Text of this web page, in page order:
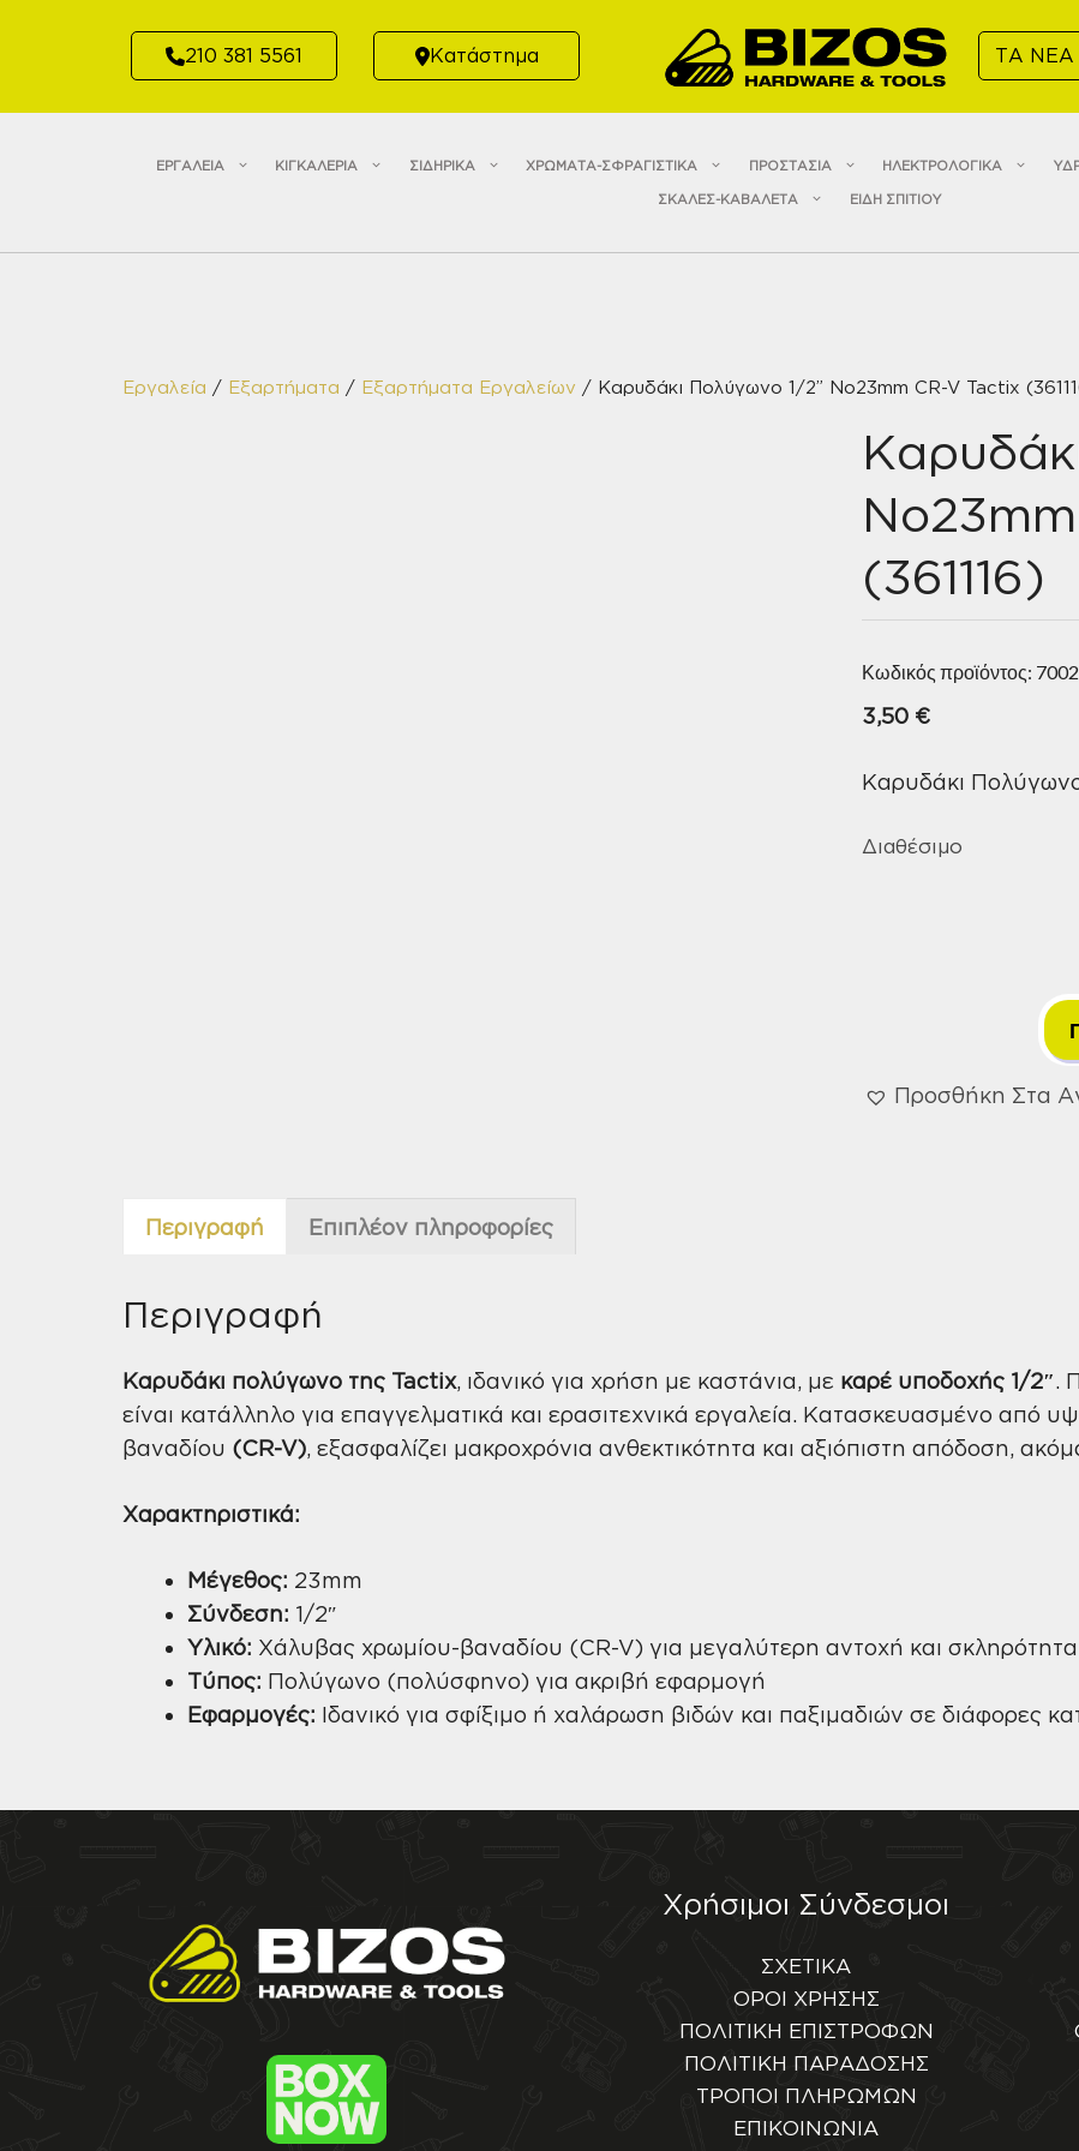
περιεχόμενο
210 381 5561 Κατάστημα ΤΑ
ΕΡΓΑΛΕΙΑ ΚΙΓΚΑΛΕΡΙΑ ΣΙΔΗΡΙΚΑ ΧΡΩΜΑΤΑ-ΣΦΡΑΓΙΣΤΙΚΑ ΠΡΟΣΤΑΣΙΑ ΗΛΕΚΤΡΟΛΟΓΙΚΑ
ΣΚΑΛΕΣ-ΚΑΒΑΛΕΤΑ ΕΙΔΗ ΣΠΙΤΙΟΥ
Εργαλεία / Εξαρτήματα / Εξαρτήματα Εργαλείων / Καρυδάκι Πολύγωνο 1/2” No23mm CR-V Tactix
(361116)
Κωδικός προϊόντος:
3,50 €
Καρυδάκι
Διαθέσιμο
Προσθήκη Στα
Περιγραφή Επιπλέον πληροφορίες
Περιγραφή
Kαρυδάκι πολύγωνο της Tactix, ιδανικό για χρήση με καστάνια, με καρέ υποδοχής 1/2″ .
είναι κατάλληλο για επαγγελματικά και ερασιτεχνικά εργαλεία. Κατασκευασμένο από
βαναδίου (CR-V) , εξασφαλίζει μακροχρόνια ανθεκτικότητα και αξιόπιστη απόδοση,
Χαρακτηριστικά:
Μέγεθος: 23mm
Σύνδεση: 1/2″
Υλικό: Χάλυβας χρωμίου-βαναδίου (CR-V) για μεγαλύτερη αντοχή και σκληρότητα
Τύπος: Πολύγωνο (πολύσφηνο) για ακριβή εφαρμογή
Εφαρμογές: Ιδανικό για σφίξιμο ή χαλάρωση βιδών και παξιμαδιών σε διάφορες
Χρήσιμοι Σύνδεσμοι
ΣΧΕΤΙΚΑ
ΟΡΟΙ ΧΡΗΣΗΣ
ΠΟΛΙΤΙΚΗ ΕΠΙΣΤΡΟΦΩΝ
ΠΟΛΙΤΙΚΗ ΠΑΡΑΔΟΣΗΣ
ΤΡΟΠΟΙ ΠΛΗΡΩΜΩΝ
ΕΠΙΚΟΙΝΩΝΙΑ